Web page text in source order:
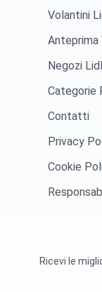
Volantini
Anteprima
Negozi
Categorie
Contatti
Privacy
Cookie
Ricevi le